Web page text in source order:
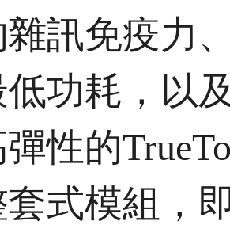
訊免疫力
功耗，以
性的
式模組，